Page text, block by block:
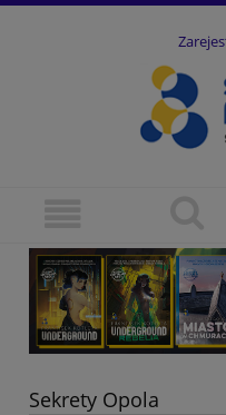
Sekrety Opola